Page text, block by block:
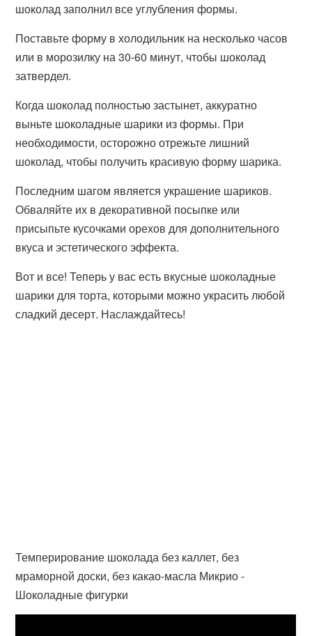
шоколад заполнил все углубления формы.
Поставьте форму в холодильник на несколько часов
или в морозилку на 30-60 минут, чтобы шоколад
затвердел.
Когда шоколад полностью застынет, аккуратно
выньте шоколадные шарики из формы. При
необходимости, осторожно отрежьте лишний
шоколад, чтобы получить красивую форму шарика.
Последним шагом является украшение шариков.
Обваляйте их в декоративной посыпке или
присыпьте кусочками орехов для дополнительного
вкуса и эстетического эффекта.
Вот и все! Теперь у вас есть вкусные шоколадные
шарики для торта, которыми можно украсить любой
сладкий десерт. Наслаждайтесь!
Темперирование шоколада без каллет, без
мраморной доски, без какао-масла Микрио -
Шоколадные фигурки